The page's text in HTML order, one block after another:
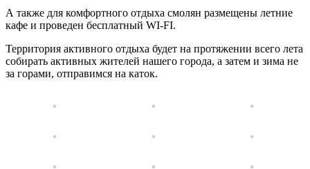
А также для комфортного отдыха смолян размещены летние
кафе и проведен бесплатный WI-FI.
Территория активного отдыха будет на протяжении всего лета
собирать активных жителей нашего города, а затем и зима не
за горами, отправимся на каток.